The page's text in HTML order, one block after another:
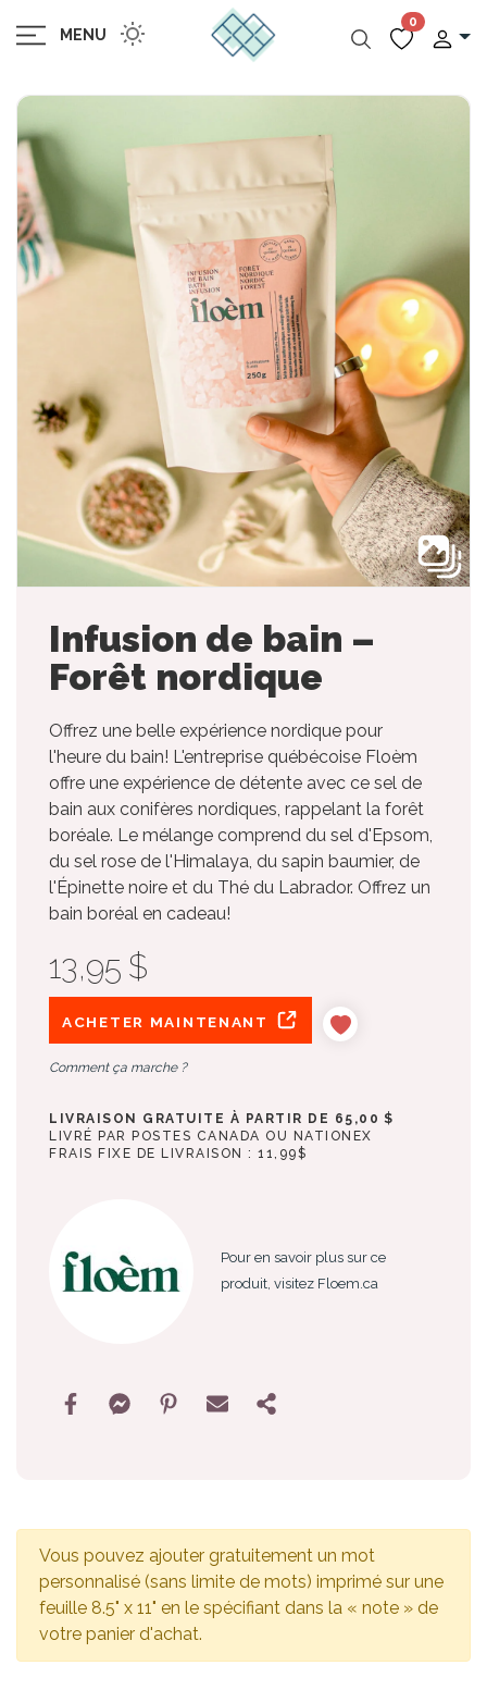
MENU
0
Infusion de bain –
Forêt nordique
Offrez une belle expérience nordique pour
l'heure du bain! L'entreprise québécoise Floèm
offre une expérience de détente avec ce sel de
bain aux conifères nordiques, rappelant la forêt
boréale. Le mélange comprend du sel d'Epsom,
du sel rose de l'Himalaya, du sapin baumier, de
l'Épinette noire et du Thé du Labrador. Offrez un
bain boréal en cadeau!
13,95 $
ACHETER MAINTENANT
Comment ça marche ?
LIVRAISON GRATUITE À PARTIR DE 65,00 $
LIVRÉ PAR POSTES CANADA OU NATIONEX
FRAIS FIXE DE LIVRAISON : 11,99$
Pour en savoir plus sur ce
produit, visitez Floem.ca
Vous pouvez ajouter gratuitement un mot
personnalisé (sans limite de mots) imprimé sur une
feuille 8.5" x 11" en le spécifiant dans la « note » de
votre panier d'achat.